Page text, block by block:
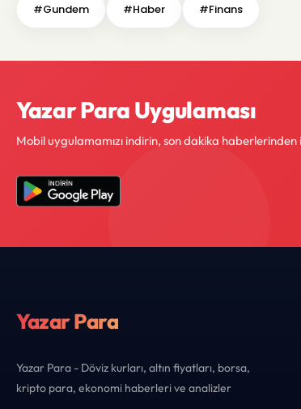
#Gundem #Haber #Finans
Yazar Para Uygulaması
Mobil uygulamamızı indirin, son dakika
Yazar Para
Yazar Para - Döviz kurları, altın fiyatları, borsa,
kripto para, ekonomi haberleri ve analizler